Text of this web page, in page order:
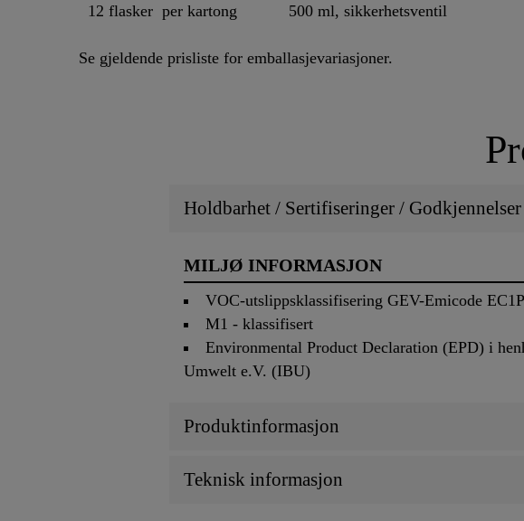
12 flasker per kartong 500 ml, sikkerhetsventil
Se gjeldende prisliste for emballasjevariasjoner.
Holdbarhet / Sertifiseringer /
MILJØ INFORMASJON
VOC-utslippsklassifisering GEV-Emicode
M1 - klassifisert
Environmental Product Declaration (EPD) i
Umwelt e.V. (IBU)
Produktinformasjon
Teknisk informasjon